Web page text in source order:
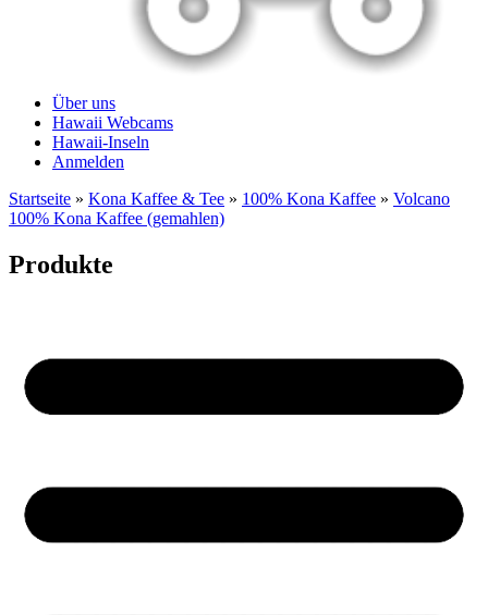
Über uns
Hawaii Webcams
Hawaii-Inseln
Anmelden
Startseite » Kona Kaffee & Tee » 100% Kona Kaffee » Volcano
100% Kona Kaffee (gemahlen)
Produkte